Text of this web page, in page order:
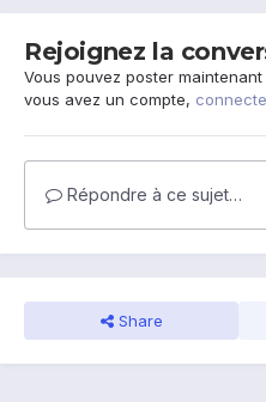
Rejoignez la
Vous pouvez poster
vous avez un compte,
Répondre à ce sujet…
Share